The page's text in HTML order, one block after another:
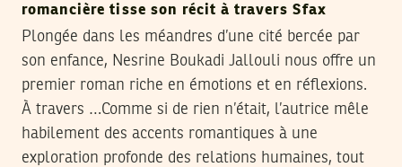
romancière tisse son récit à travers Sfax
Plongée dans les méandres d’une cité bercée par
son enfance, Nesrine Boukadi Jallouli nous offre un
premier roman riche en émotions et en réflexions.
À travers …Comme si de rien n’était, l’autrice mêle
habilement des accents romantiques à une
exploration profonde des relations humaines, tout